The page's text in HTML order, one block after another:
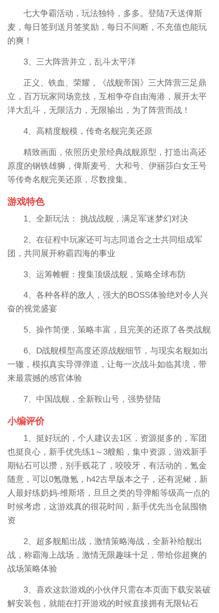
七大争霸活动，玩法独特，多多。登陆7天送俾斯
麦，每日签到送月签奖励，每日不间断，不充值也能玩
的爽！
3、三大阵营并立，乱斗太平洋
正义、铁血、荣耀，《战舰帝国》三大阵营三足鼎
立，百万玩家同场竞技，互相争夺自由海港，展开太平
洋大乱斗，无限活力，无限输出，为了阵营而战！
4、高精度舰模，传奇名舰完美还原
精致画面，依照历史景经典战舰原型，打造出高还
原度的钢铁雄狮，俾斯麦号、大和号、伊丽莎白女王号
等传奇名舰完美还原，尽数搜集。
游戏特色
1、全新玩法： 挑战战舰，满足军迷梦幻对决
2、在征程中玩家还可与志同道合之士共同组成军
团，共同展开称霸四海的事业
3、运筹帷幄：搜集顶级战舰，策略全球布防
4、各种各样的敌人，强大的BOSS体验绝对令人兴
奋的视觉盛宴
5、操作简便，策略丰富，且完美的还原了各类战舰
6、D战舰模型高度还原战舰细节，与现实名舰如出
一辙，模拟真实导弹弹道，让每一次战斗如临其境，带
来最震撼的感官体验
7、中国战舰，全新鞍山号，强势登陆
小编评价
1、挺好玩的，个人建议去1区，资源挺多的，军团
也挺良心，新手优先练1～3艘船，集中资源，游戏新手
期钻石可以攒，别手贱花了，咬咬牙，有活动的，氪金
随意，可以0氪微氪，h42古早版本之子，还有泥鳅，新
人最好练奶妈-维斯塔，旦旦之类的导弹船等级高一点的
时候考虑，这游戏真的很花时间，新手优先当仓鼠囤物
资
2、超多舰船出战，激情策略海战，全新补给舰出
战，称霸海上战场，激情无限趣味十足，带给你超爽的
战场策略体验
3、喜欢这款游戏的小伙伴只需在本页面下载安装破
解安装包，就能在打开游戏的时候直接拥有无限钻石